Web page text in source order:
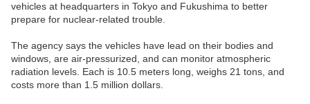
vehicles at headquarters in Tokyo and Fukushima to better
prepare for nuclear-related trouble.
The agency says the vehicles have lead on their bodies and
windows, are air-pressurized, and can monitor atmospheric
radiation levels. Each is 10.5 meters long, weighs 21 tons, and
costs more than 1.5 million dollars.